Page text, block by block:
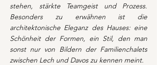
stehen, stärkte Teamgeist und Prozess.
Besonders zu erwähnen ist die
architektonische Eleganz des Hauses: eine
Schönheit der Formen, ein Stil, den man
sonst nur von Bildern der Familienchalets
zwischen Lech und Davos zu kennen meint.